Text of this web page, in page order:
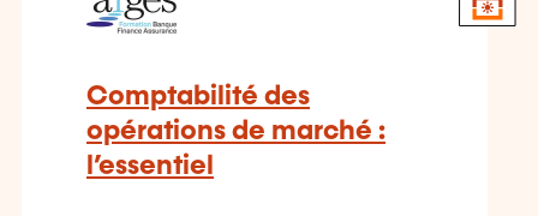
Comptabilité des
opérations de marché :
l’essentiel